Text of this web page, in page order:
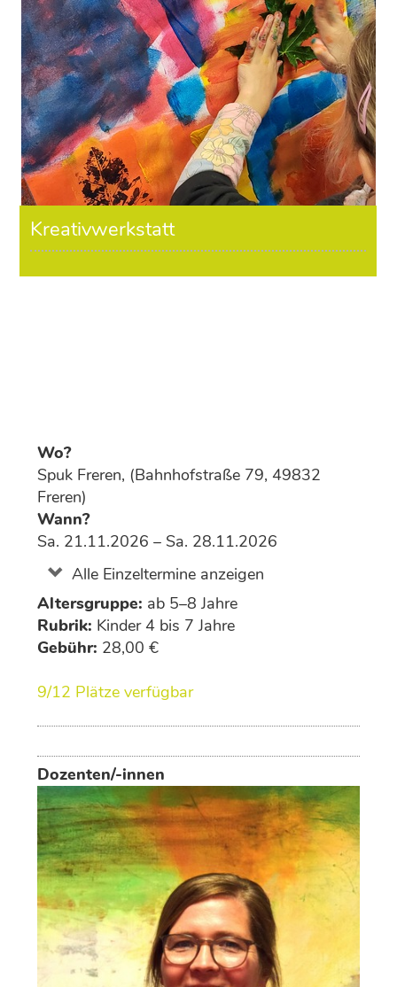
Kreativwerkstatt
Wo?
Spuk Freren, (Bahnhofstraße 79, 49832
Freren)
Wann?
Sa. 21.11.2026 – Sa. 28.11.2026
Alle Einzeltermine anzeigen
Altersgruppe: ab 5–8 Jahre
Rubrik: Kinder 4 bis 7 Jahre
Gebühr: 28,00 €
9/12 Plätze verfügbar
Dozenten/-innen